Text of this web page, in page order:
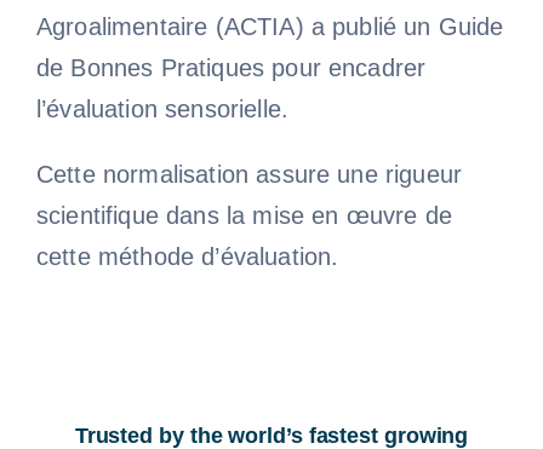
Agroalimentaire (ACTIA) a publié un Guide
de Bonnes Pratiques pour encadrer
l’évaluation sensorielle.
Cette normalisation assure une rigueur
scientifique dans la mise en œuvre de
cette méthode d’évaluation.
Trusted by the world’s fastest growing